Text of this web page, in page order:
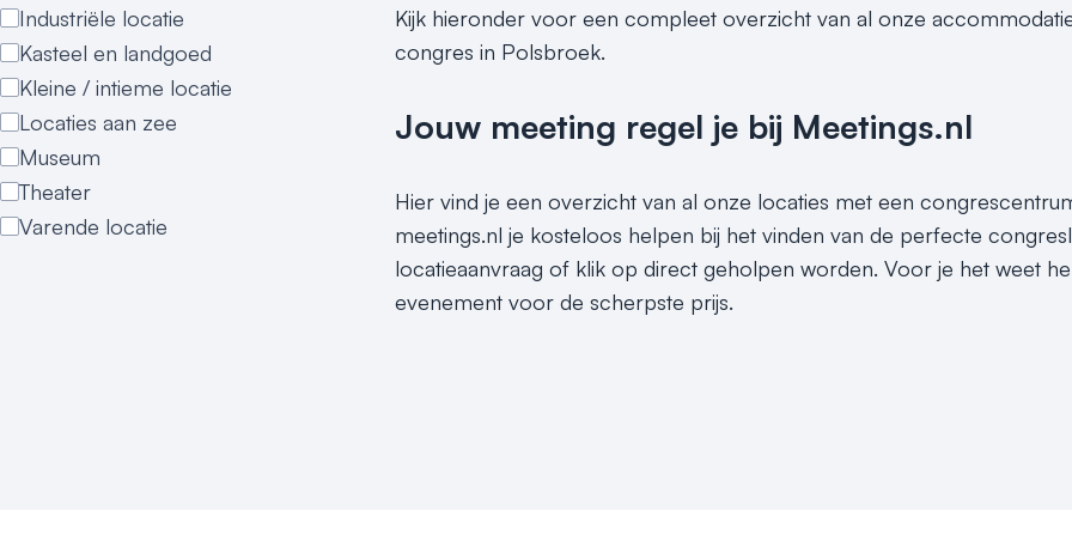
Industriële locatie
Kasteel en landgoed
Kleine / intieme locatie
Locaties aan zee
Museum
Theater
Varende locatie
Kijk hieronder voor een compleet overzicht van al onze
congres in Polsbroek.
Jouw meeting regel je bij Meetings.nl
Hier vind je een overzicht van al onze locaties met een
meetings.nl je kosteloos helpen bij het vinden van de perfecte
locatieaanvraag of klik op direct geholpen worden. Voor je het weet
evenement voor de scherpste prijs.